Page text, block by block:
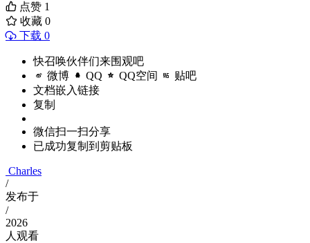
点赞 1
收藏 0
下载 0
快召唤伙伴们来围观吧
微博 QQ QQ空间 贴吧
文档嵌入链接
复制
微信扫一扫分享
已成功复制到剪贴板
Charles
/
发布于
/
2026
人观看